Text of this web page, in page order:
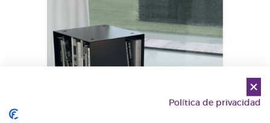
Política de privacidad